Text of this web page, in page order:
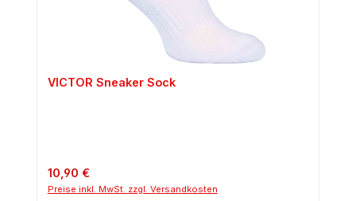
VICTOR Sneaker Sock
Regulärer Preis:
10,90 €
Preise inkl. MwSt. zzgl. Versandkosten